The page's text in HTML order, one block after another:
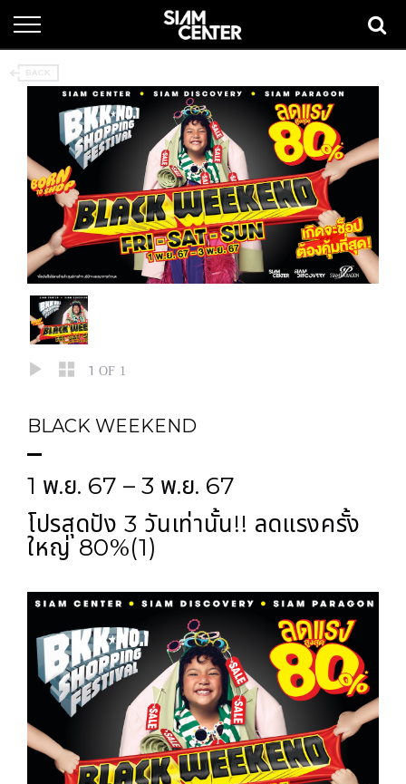
1 OF 1
BLACK WEEKEND
1 พ.ย. 67 – 3 พ.ย. 67
โปรสุดปัง 3 วันเท่านั้น!! ลดแรงครั้ง
ใหญ่ 80%(1)